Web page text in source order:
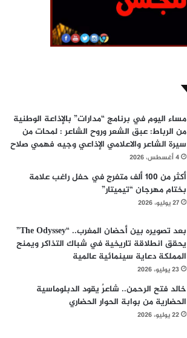
مساء اليوم في برنامج “مدارات” بالإذاعة الوطنية
من الرباط: عبق الشعر وروح الشاعر : لمحات من
سيرة الشاعر والاعلامي الإذاعي وجيه فهمي صلاح
4 أغسطس، 2026
أكثر من 100 ألف متفرج في حفل راغب علامة
بختام مهرجان “تيميتار”
27 يوليو، 2026
بعد تصويره بين أحضان المغرب.. “The Odyssey”
يحقق انطلاقة تاريخية في شباك التذاكر ويمنح
المملكة دعاية سينمائية عالمية
23 يوليو، 2026
خالد فتح الرحمن.. شاعرٌ يقود الدبلوماسية
الحضارية من بوابة الحوار الحضاري
22 يوليو، 2026